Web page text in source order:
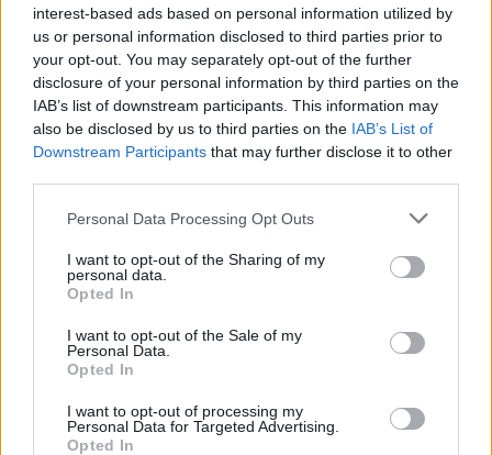
interest-based ads based on personal information utilized by
us or personal information disclosed to third parties prior to
your opt-out. You may separately opt-out of the further
disclosure of your personal information by third parties on the
IAB’s list of downstream participants. This information may
also be disclosed by us to third parties on the IAB’s List of
Downstream Participants that may further disclose it to other
Please note that this website/app uses one or more Google
not limited to your visit or usage behaviour. You may click to
grant or deny consent to Google and its third-party tags to
use your data for below specified purposes in below Google
consent section.
Personal Data Processing Opt Outs
I want to opt-out of the Sharing of my
personal data.
Opted In
I want to opt-out of the Sale of my
Personal Data.
Opted In
I want to opt-out of processing my
Personal Data for Targeted Advertising.
Opted In
F
a
ce
b
o
o
T
w
it
te
r
Pi
n
te
re
st
W
h
at
s
A
p
S
h
a
re
Articolo precedente
Prossimo articolo
NOTIZIE RECENTI
Migliori agenzie per l’Attestazione SOA in Italia:
“Sul filo del discorso”: sold out ad Olbia per il
reading su Atzeni